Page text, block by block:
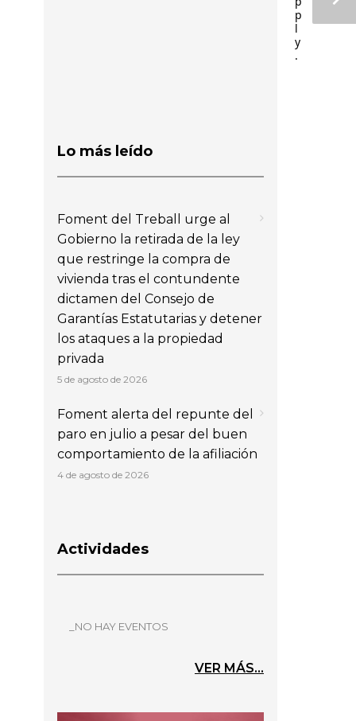
p
l
y
.
Lo más leído
Foment del Treball urge al
Gobierno la retirada de la ley
que restringe la compra de
vivienda tras el contundente
dictamen del Consejo de
Garantías Estatutarias y detener
los ataques a la propiedad
privada
5 de agosto de 2026
Foment alerta del repunte del
paro en julio a pesar del buen
comportamiento de la afiliación
4 de agosto de 2026
Actividades
_NO HAY EVENTOS
VER MÁS...